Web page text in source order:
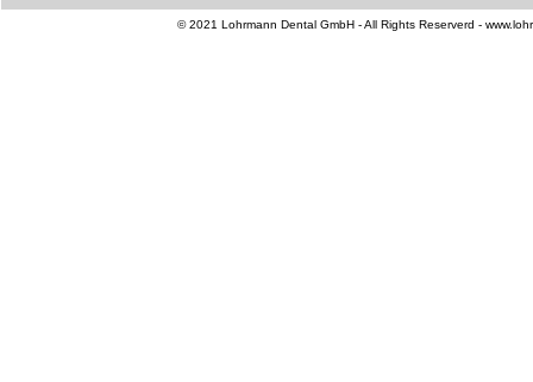
© 2021 Lohrmann Dental GmbH - All Rights Reserverd -